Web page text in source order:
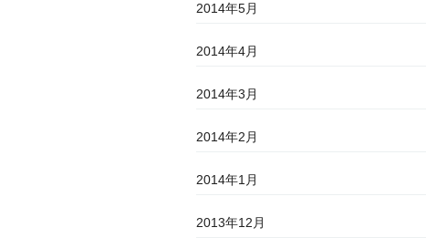
2014年5月
2014年4月
2014年3月
2014年2月
2014年1月
2013年12月